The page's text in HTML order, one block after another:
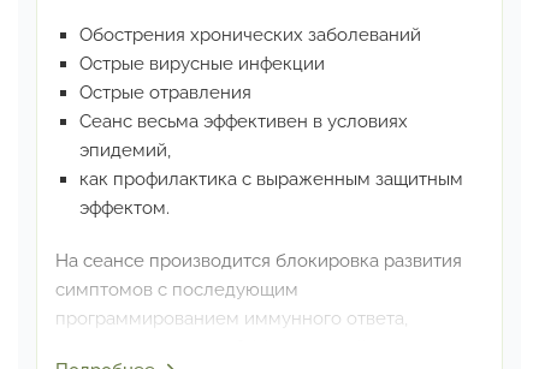
Обострения хронических заболеваний
Острые вирусные инфекции
Острые отравления
Сеанс весьма эффективен в условиях
эпидемий,
как профилактика с выраженным защитным
эффектом.
На сеансе производится блокировка развития
симптомов с последующим
программированием иммунного ответа,